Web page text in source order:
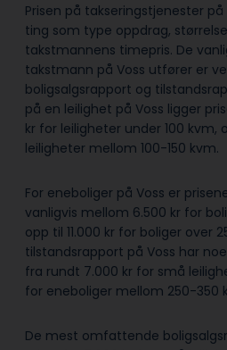
Prisen på takseringstjenester
ting som type oppdrag,
takstmannens timepris. De
takstmann på Voss utfører er
boligsalgsrapport og
på en leilighet på Voss ligger
kr for leiligheter under 100 kvm,
leiligheter mellom 100-150 kvm.
For eneboliger på Voss er
vanligvis mellom 6.500 kr for
opp til 11.000 kr for boliger over
tilstandsrapport på Voss har
fra rundt 7.000 kr for små
for eneboliger mellom 250-350
De mest omfattende